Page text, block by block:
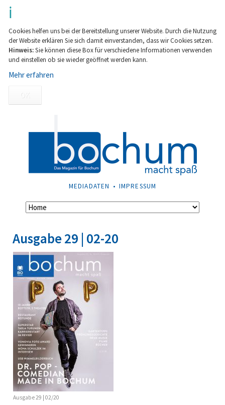
Cookies helfen uns bei der Bereitstellung unserer Website. Durch die Nutzung
der Website erklären Sie sich damit einverstanden, dass wir Cookies setzen.
Hinweis:Sie können diese Box für verschiedene Informationen verwenden
und einstellen ob sie wieder geöffnet werden kann.
Mehr erfahren
OK
NAVIGATION
MEDIADATEN IMPRESSUM
Navigation
Ausgabe 29 | 02-20
Ausgabe 29 | 02/20